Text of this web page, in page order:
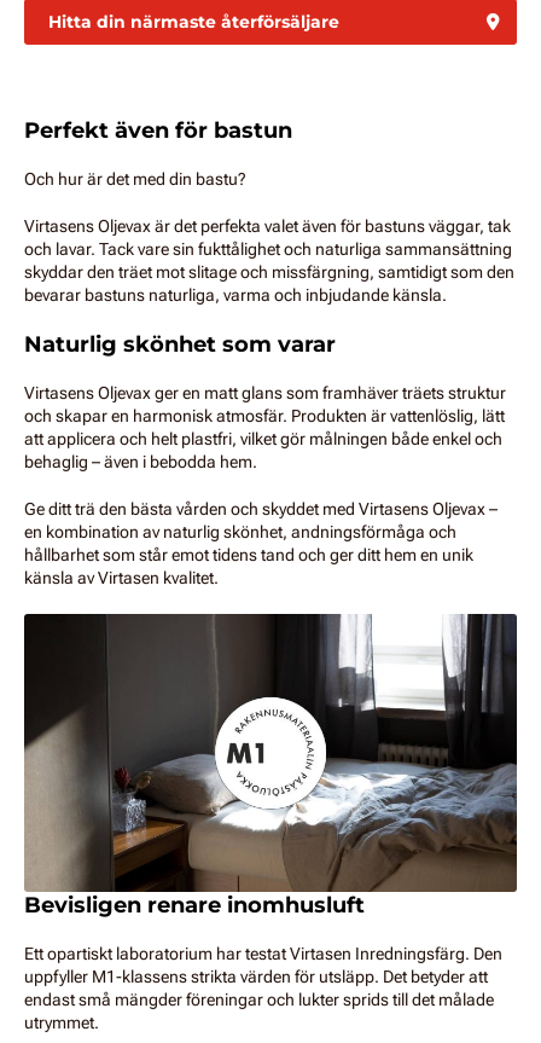
Hitta din närmaste återförsäljare
Perfekt även för bastun
Och hur är det med din bastu?
Virtasens Oljevax är det perfekta valet även för bastuns väggar, tak
och lavar. Tack vare sin fukttålighet och naturliga sammansättning
skyddar den träet mot slitage och missfärgning, samtidigt som den
bevarar bastuns naturliga, varma och inbjudande känsla.
Naturlig skönhet som varar
Virtasens Oljevax ger en matt glans som framhäver träets struktur
och skapar en harmonisk atmosfär. Produkten är vattenlöslig, lätt
att applicera och helt plastfri, vilket gör målningen både enkel och
behaglig – även i bebodda hem.
Ge ditt trä den bästa vården och skyddet med Virtasens Oljevax –
en kombination av naturlig skönhet, andningsförmåga och
hållbarhet som står emot tidens tand och ger ditt hem en unik
känsla av Virtasen kvalitet.
Bevisligen renare inomhusluft
Ett opartiskt laboratorium har testat Virtasen Inredningsfärg. Den
uppfyller M1-klassens strikta värden för utsläpp. Det betyder att
endast små mängder föreningar och lukter sprids till det målade
utrymmet.